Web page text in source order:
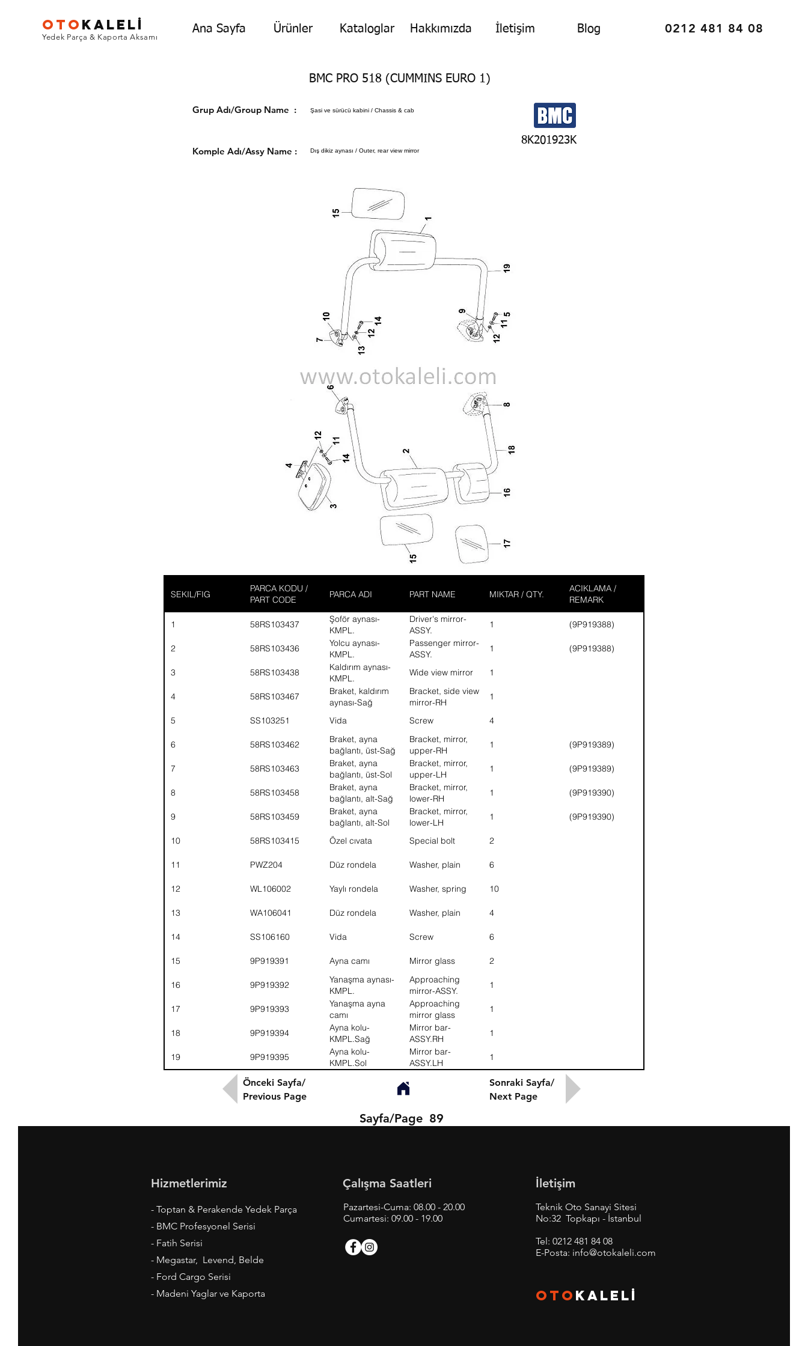
Ana Sayfa Ürünler Kataloglar Hakkımızda İletişim Blog
OTO KALELİ 0212 481 84 08
Yedek Parça & Kaporta Aksamı
BMC PRO 518 (CUMMINS EURO 1)
Grup Adı/Group Name :Şasi ve sürücü kabini / Chassis & cab
Komple Adı/Assy Name : Dış dikiz aynası / Outer, rear view mirror
8K201923K
SEKIL/FIG
PARCA KODU /
PART CODE
PARCA ADI PART NAME MIKTAR / QTY.
ACIKLAMA /
REMARK
1 58RS103437
Şoför aynası-
KMPL.
Driver's mirror-
ASSY.
1 (9P919388)
2 58RS103436
Yolcu aynası-
KMPL.
Passenger mirror-
ASSY.
1 (9P919388)
3 58RS103438
Kaldırım aynası-
KMPL.
Wide view mirror 1
4 58RS103467
Braket, kaldırım
aynası-Sağ
Bracket, side view
mirror-RH
1
5 SS103251 Vida Screw 4
6 58RS103462
Braket, ayna
bağlantı, üst-Sağ
Bracket, mirror,
upper-RH
1 (9P919389)
7 58RS103463
Braket, ayna
bağlantı, üst-Sol
Bracket, mirror,
upper-LH
1 (9P919389)
8 58RS103458
Braket, ayna
bağlantı, alt-Sağ
Bracket, mirror,
lower-RH
1 (9P919390)
9 58RS103459
Braket, ayna
bağlantı, alt-Sol
Bracket, mirror,
lower-LH
1 (9P919390)
10 58RS103415 Özel cıvata Special bolt 2
11 PWZ204 Düz rondela Washer, plain 6
12 WL106002 Yaylı rondela Washer, spring 10
13 WA106041 Düz rondela Washer, plain 4
14 SS106160 Vida Screw 6
15 9P919391 Ayna camı Mirror glass 2
16 9P919392
Yanaşma aynası-
KMPL.
Approaching
mirror-ASSY.
1
17 9P919393
Yanaşma ayna
camı
Approaching
mirror glass
1
18 9P919394
Ayna kolu-
KMPL.Sağ
Mirror bar-
ASSY.RH
1
19 9P919395
Ayna kolu-
KMPL.Sol
Mirror bar-
ASSY.LH
1
Önceki Sayfa/
Previous Page
Sonraki Sayfa/
Next Page
Sayfa/Page 89
Hizmetlerimiz
- Toptan & Perakende Yedek Parça
- BMC Profesyonel Serisi
- Fatih Serisi
- Megastar, Levend, Belde
- Ford Cargo Serisi
- Madeni Yaglar ve Kaporta
Çalışma Saatleri
Pazartesi-Cuma: 08.00 - 20.00
Cumartesi: 09.00 - 19.00
İletişim
Teknik Oto Sanayi Sitesi
No:32 Topkapı - İstanbul
Tel: 0212 481 84 08
E-Posta: info@otokaleli.com
OTO KALELİ